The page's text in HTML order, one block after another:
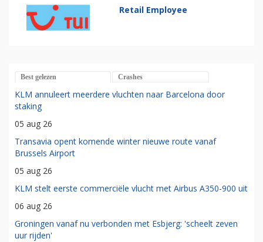
Retail Employee
Best gelezen Crashes
KLM annuleert meerdere vluchten naar Barcelona door
staking
05 aug 26
Transavia opent komende winter nieuwe route vanaf
Brussels Airport
05 aug 26
KLM stelt eerste commerciële vlucht met Airbus A350-900 uit
06 aug 26
Groningen vanaf nu verbonden met Esbjerg: 'scheelt zeven
uur rijden'